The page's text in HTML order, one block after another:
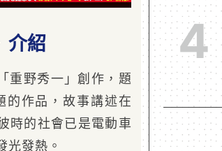
介紹
重野秀一」創作，題
的作品，故事講述在
時的社會已是電動車
光發熱。
4